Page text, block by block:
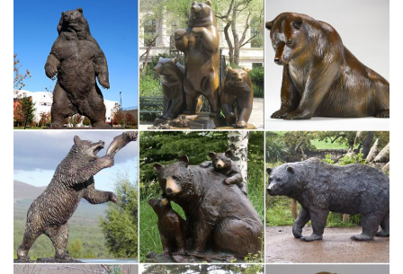
Статуэтки собак в интернет-магазине Для Тебя
Собака – символ 2018. Цветы. да.Статуэтка напольная с
часами "Собака Сэр Уильям".
Символ 2018 года фарфоровые статуэтки Собаки, щенки
Отправка в любую точку РФ. Символ 2018 года фарфоровые
статуэтки Собаки, щенки.Добейтесь своих целей – купите
символ наступающего года, собаку и да будем с Вами удача!
Статуэтки собак цены от 60.00 руб. Статуэтки собак купить…
Статуэтки собак, более 1216 моделей в каталоге. Статуэтки
собак в Москве с быстрой доставкой по России, фото,
характеристики товара.Фигурка "Собака" 7*4,5*6,5 См.Без